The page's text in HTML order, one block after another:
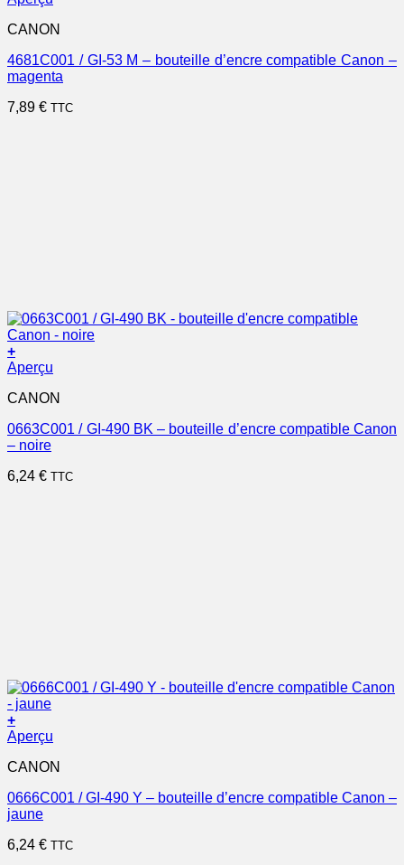
CANON
4681C001 / GI-53 M – bouteille d’encre compatible Canon –
magenta
7,89 € TTC
+
Aperçu
CANON
0663C001 / GI-490 BK – bouteille d’encre compatible Canon
– noire
6,24 € TTC
+
Aperçu
CANON
0666C001 / GI-490 Y – bouteille d’encre compatible Canon –
jaune
6,24 € TTC